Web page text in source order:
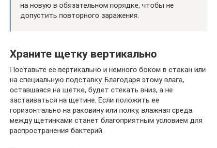
на новую в обязательном порядке, чтобы не
допустить повторного заражения.
Храните щетку вертикально
Поставьте ее вертикально и немного боком в стакан или
на специальную подставку. Благодаря этому влага,
оставшаяся на щетке, будет стекать вниз, а не
застаиваться на щетине. Если положить ее
горизонтально на раковину или полку, влажная среда
между щетинками станет благоприятным условием для
распространения бактерий.